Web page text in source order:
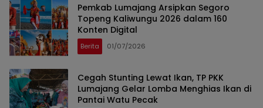
Pemkab Lumajang Arsipkan Segoro
Topeng Kaliwungu 2026 dalam 160
Konten Digital
Berita 01/07/2026
Cegah Stunting Lewat Ikan, TP PKK
Lumajang Gelar Lomba Menghias Ikan di
Pantai Watu Pecak